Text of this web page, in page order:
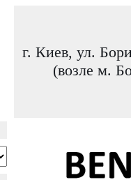
г. Киев, ул.
(возле м.